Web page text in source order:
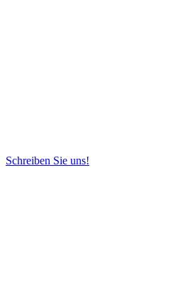
Schreiben Sie uns!